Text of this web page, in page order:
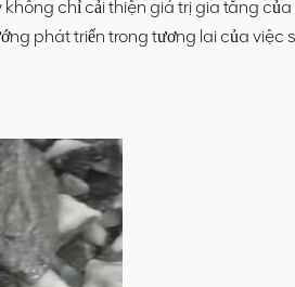
chỉ cải thiện giá trị gia tăng của
phát triển trong tương lai của việc